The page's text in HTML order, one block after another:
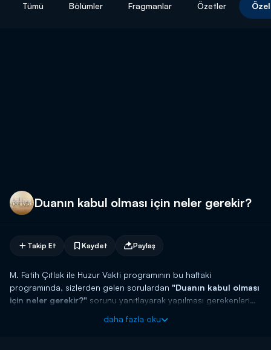
Tümü Bölümler Fragmanlar Özetler
Duanın kabul olması için neler gerekir?
Takip Et Kaydet Paylaş
M. Fatih Çıtlak ile Huzur Vakti programının bu haftaki
programında, sizlerden gelen sorulardan "Duanın kabul olması
için neler gerekir?" sorunu yanıtlayarak yapılması gerekenleri
daha fazla oku